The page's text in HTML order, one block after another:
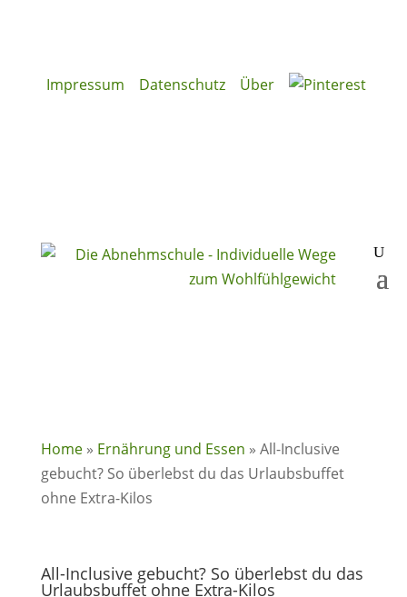
Impressum Datenschutz Über
Home» Ernährung und Essen » All-Inclusive
gebucht? So überlebst du das Urlaubsbuffet
ohne Extra-Kilos
All-Inclusive gebucht? So überlebst du das
Urlaubsbuffet ohne Extra-Kilos